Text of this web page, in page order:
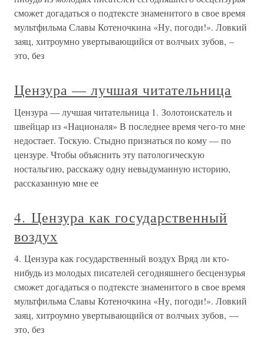
сможет догадаться о подтексте знаменитого в свое время
мультфильма Славы Котеночкина «Ну, погоди!». Ловкий
заяц, хитроумно увертывающийся от волчьих зубов, –
это, без
Цензура — лучшая читательница
Цензура — лучшая читательница 1. Золотоискатель и
швейцар из «Националя» В последнее время чего-то мне
недостает. Тоскую. Стыдно признаться по кому — по
цензуре. Чтобы объяснить эту патологическую
ностальгию, расскажу одну невыдуманную историю,
рассказанную мне ее
4. Цензура как государственный
воздух
4. Цензура как государственный воздух Вряд ли кто-
нибудь из молодых писателей сегодняшнего бесцензурья
сможет догадаться о подтексте знаменитого в свое время
мультфильма Славы Котеночкина «Ну, погоди!». Ловкий
заяц, хитроумно увертывающийся от волчьих зубов, —
это, без